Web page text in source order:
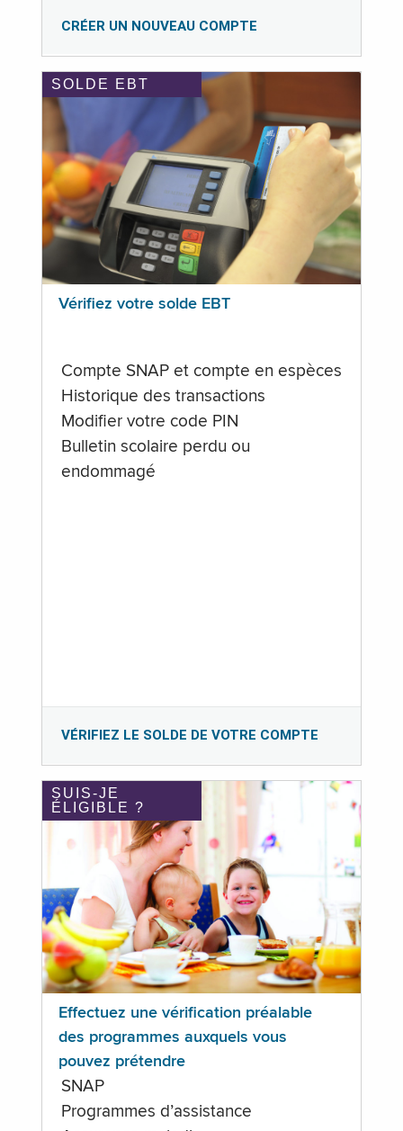
CRÉER UN NOUVEAU COMPTE
SOLDE EBT
Vérifiez votre solde EBT
Compte SNAP et compte en espèces
Historique des transactions
Modifier votre code PIN
Bulletin scolaire perdu ou
endommagé
VÉRIFIEZ LE SOLDE DE VOTRE COMPTE
SUIS-JE
ÉLIGIBLE ?
Effectuez une vérification préalable
des programmes auxquels vous
pouvez prétendre
SNAP
Programmes d’assistance